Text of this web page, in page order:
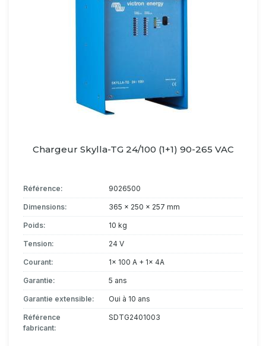
Chargeur Skylla-TG 24/100 (1+1) 90-265 VAC
Référence: 9026500
Dimensions: 365 x 250 x 257 mm
Poids: 10 kg
Tension: 24 V
Courant: 1x 100 A + 1x 4A
Garantie: 5 ans
Garantie extensible: Oui à 10 ans
Référence
fabricant:
SDTG2401003